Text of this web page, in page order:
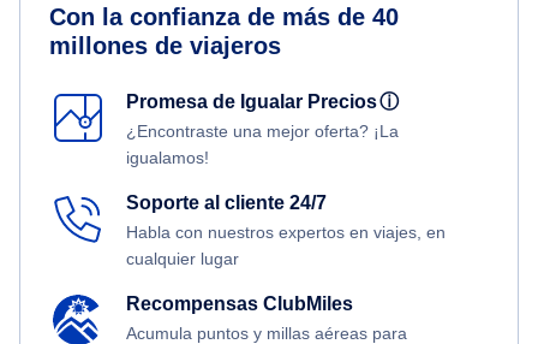
Con la confianza de más de 40
millones de viajeros
Promesa de Igualar Preciosⓘ
¿Encontraste una mejor oferta? ¡La
igualamos!
Soporte al cliente 24/7
Habla con nuestros expertos en viajes, en
cualquier lugar
Recompensas ClubMiles
Acumula puntos y millas aéreas para